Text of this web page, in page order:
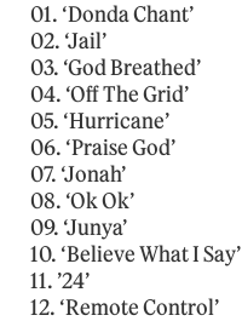
01. ‘Donda Chant’
02. ‘Jail’
03. ‘God Breathed’
04. ‘Off The Grid’
05. ‘Hurricane’
06. ‘Praise God’
07. ‘Jonah’
08. ‘Ok Ok’
09. ‘Junya’
10. ‘Believe What I Say’
11. ’24’
12. ‘Remote Control’